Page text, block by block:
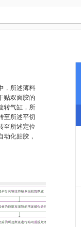
，所述薄料
贴双面胶的
转气缸，所
至所述平切
至所述定位
化贴胶，